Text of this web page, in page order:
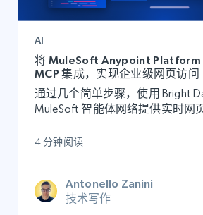
AI
将 MuleSoft Anypoint Platform
MCP 集成，实现企业级网页访问
通过几个简单步骤，使用 Bright
MuleSoft 智能体网络提供实时网
4 分钟阅读
Antonello Zanini
技术写作